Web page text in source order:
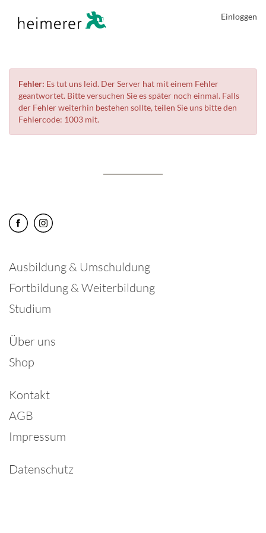
Einloggen
Fehler: Es tut uns leid. Der Server hat mit einem Fehler
geantwortet. Bitte versuchen Sie es später noch einmal. Falls
der Fehler weiterhin bestehen sollte, teilen Sie uns bitte den
Fehlercode: 1003 mit.
Ausbildung & Umschuldung
Fortbildung & Weiterbildung
Studium
Über uns
Shop
Kontakt
AGB
Impressum
Datenschutz